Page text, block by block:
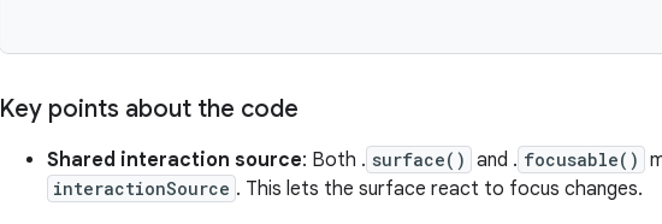
Key points about the code
Shared interaction source: Both . surface() and . focusable()
interactionSource . This lets the surface react to focus changes.